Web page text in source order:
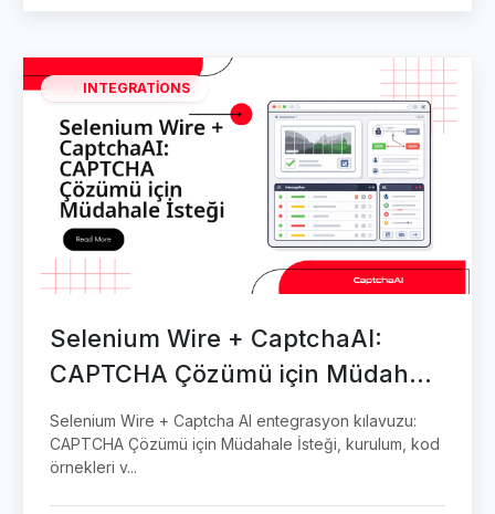
INTEGRATIONS
Selenium Wire + CaptchaAI:
CAPTCHA Çözümü için Müdahale
İsteği
Selenium Wire + Captcha AI entegrasyon kılavuzu:
CAPTCHA Çözümü için Müdahale İsteği, kurulum, kod
örnekleri v...